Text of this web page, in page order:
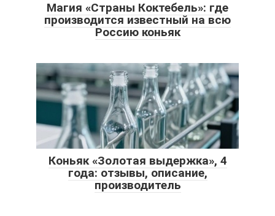
Магия «Страны Коктебель»: где
производится известный на всю
Россию коньяк
Коньяк «Золотая выдержка», 4
года: отзывы, описание,
производитель